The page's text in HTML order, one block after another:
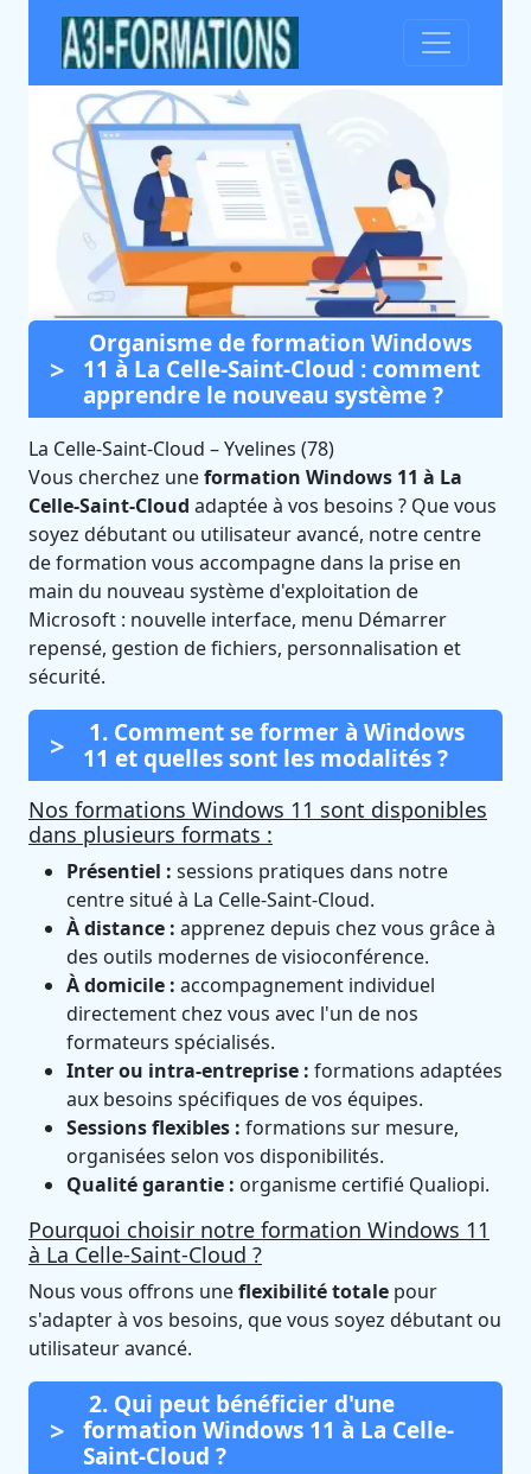
Formation Windows 11 à La
Celle-Saint-Cloud (Yvelines)
Certifié Qualiopi et éligible CPF
Organisme de formation Windows
11 à La Celle-Saint-Cloud : comment
apprendre le nouveau système ?
La Celle-Saint-Cloud –Yvelines (78)
Vous cherchez uneformation Windows 11 à La
Celle-Saint-Cloud adaptée à vos besoins ? Que vous
soyez débutant ou utilisateur avancé, notre centre
de formation vous accompagne dans la prise en
main du nouveau système d'exploitation de
Microsoft : nouvelle interface, menu Démarrer
repensé, gestion de fichiers, personnalisation et
sécurité.
1. Comment se former à Windows
11 et quelles sont les modalités ?
Nos formations Windows 11 sont disponibles
dans plusieurs formats :
Présentiel : sessions pratiques dans notre
centre situé à La Celle-Saint-Cloud.
À distance : apprenez depuis chez vous grâce à
des outils modernes de visioconférence.
À domicile : accompagnement individuel
directement chez vous avec l'un de nos
formateurs spécialisés.
Inter ou intra-entreprise : formations adaptées
aux besoins spécifiques de vos équipes.
Sessions flexibles : formations sur mesure,
organisées selon vos disponibilités.
Qualité garantie : organisme certifié Qualiopi.
Pourquoi choisir notre formation Windows 11
à La Celle-Saint-Cloud ?
Nous vous offrons uneflexibilité totale pour
s'adapter à vos besoins, que vous soyez débutant ou
utilisateur avancé.
2. Qui peut bénéficier d'une
formation Windows 11 à La Celle-
Saint-Cloud ?